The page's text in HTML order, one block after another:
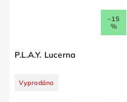
–15
%
P.L.A.Y. Lucerna
Vyprodáno